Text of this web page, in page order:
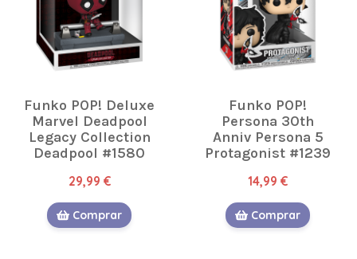
Funko POP! Deluxe
Marvel Deadpool
Legacy Collection
Deadpool #1580
29,99 €
Comprar
Funko POP!
Persona 30th
Anniv Persona 5
Protagonist #1239
14,99 €
Comprar